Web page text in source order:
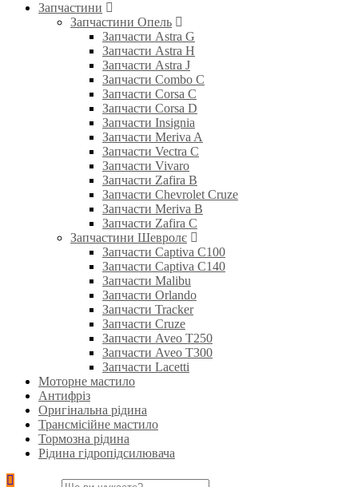
Запчастини
Запчастини Опель
Запчасти Astra G
Запчасти Astra H
Запчасти Astra J
Запчасти Combo C
Запчасти Corsa C
Запчасти Corsa D
Запчасти Insignia
Запчасти Meriva A
Запчасти Vectra C
Запчасти Vivaro
Запчасти Zafira B
Запчасти Chevrolet Cruze
Запчасти Meriva B
Запчасти Zafira C
Запчастини Шевролє
Запчасти Captiva C100
Запчасти Captiva C140
Запчасти Malibu
Запчасти Orlando
Запчасти Tracker
Запчасти Cruze
Запчасти Aveo T250
Запчасти Aveo T300
Запчасти Lacetti
Моторне мастило
Антифріз
Оригінальна рідина
Трансмісійне мастило
Тормозна рідина
Рідина гідропідсилювача